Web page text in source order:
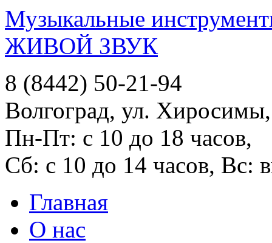
Музыкальные
ЖИВОЙ ЗВУК
8 (8442) 50-21-94
Волгоград, ул.
Пн-Пт: с 10 до 18 часов,
Сб: с 10 до 14 часов, Вс:
Главная
О нас